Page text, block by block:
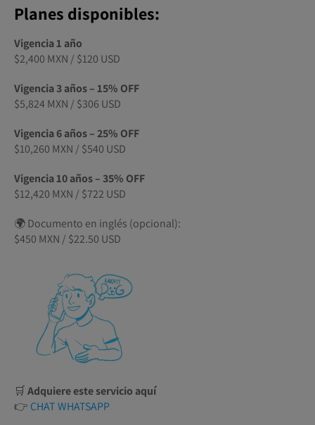
Planes disponibles:
Vigencia 1 año
$2,400 MXN / $120 USD
Vigencia 3 años – 15% OFF
$5,824 MXN / $306 USD
Vigencia 6 años – 25% OFF
$10,260 MXN / $540 USD
Vigencia 10 años – 35% OFF
$12,420 MXN / $722 USD
🌍 Documento en inglés (opcional):
$450 MXN / $22.50 USD
🛒Adquiere este servicio aquí
👉 CHAT WHATSAPP